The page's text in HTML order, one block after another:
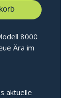
8000
Ära im
aktuelle